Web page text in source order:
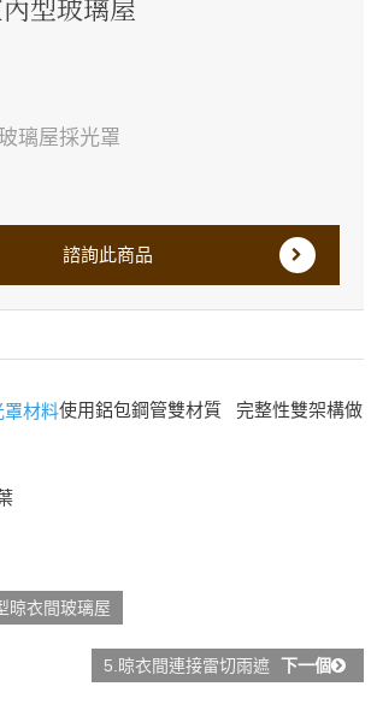
型玻璃屋
璃屋採光罩
諮詢此商品
罩材料使用鋁包鋼管雙材質 完整性雙架構做
晾衣間玻璃屋
5.晾衣間連接雷切雨遮 下一個